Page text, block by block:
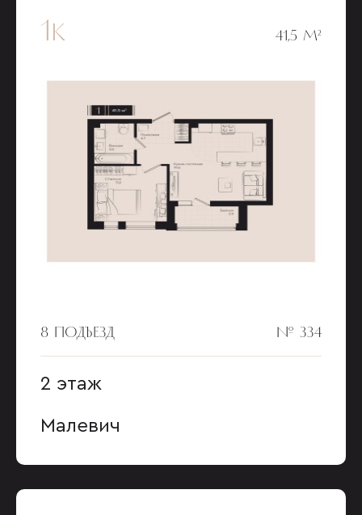
1к 41,5 М²
8 ПОДЪЕЗД № 334
2 этаж
Малевич